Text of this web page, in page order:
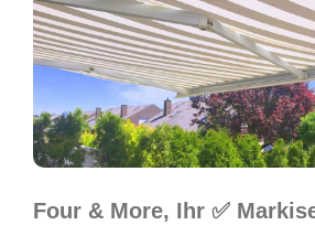
Four & More, Ihr ✅